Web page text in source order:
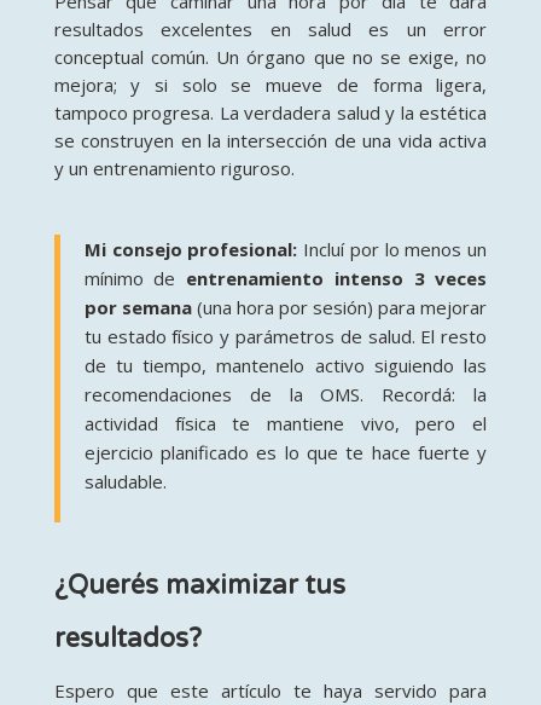
resultados excelentes en salud es un error
conceptual común. Un órgano que no se exige, no
mejora; y si solo se mueve de forma ligera,
tampoco progresa. La verdadera salud y la estética
se construyen en la intersección de una vida activa
y un entrenamiento riguroso.
Mi consejo profesional: Incluí por lo menos un
mínimo de entrenamiento intenso 3 veces
por semana(una hora por sesión) para mejorar
tu estado físico y parámetros de salud. El resto
de tu tiempo, mantenelo activo siguiendo las
recomendaciones de la OMS. Recordá: la
actividad física te mantiene vivo, pero el
ejercicio planificado es lo que te hace fuerte y
saludable.
¿Querés maximizar tus
resultados?
Espero que este artículo te haya servido para